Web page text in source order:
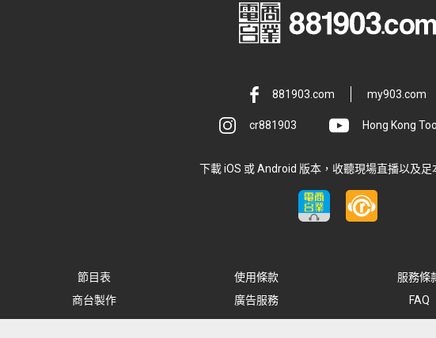
881903.com my903.com
cr881903 Hong Kong
下載 iOS 或 Android 版本，收聽現場直播以及足
節目表 使用條款 服務條
商台製作 廣告服務 FAQ